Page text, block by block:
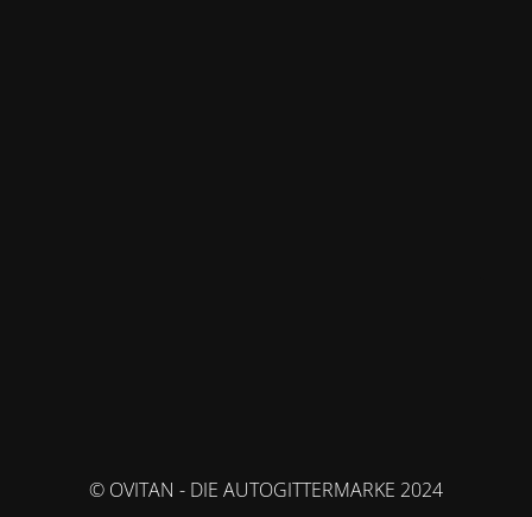
© OVITAN - DIE AUTOGITTERMARKE 2024